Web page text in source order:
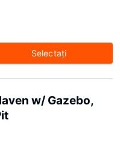
Selectaţi
w/ Gazebo,